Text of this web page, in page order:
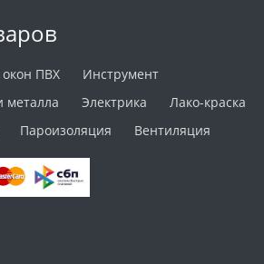
окон ПВХ
Инструмент
металла
Электрика
Лако-краска
Пароизоляция Вентиляция